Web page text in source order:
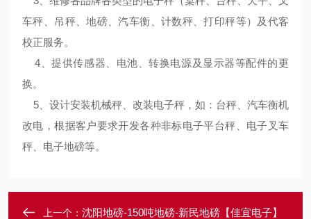
车秤、吊秤、地磅、汽车衡、计数秤、打印秤等）及代客
校正服务。
4、提供传感器、电池、转换电源及显示器等配件的更
换。
5、设计安装机械秤、改装电子秤，如：台秤、汽车衡机
改电，根据客户要求开发各种非标电子平台秤、电子叉车
秤、电子地磅等。
上一个： 沈阳地磅-150吨地磅-新民地磅【佳宜电子】